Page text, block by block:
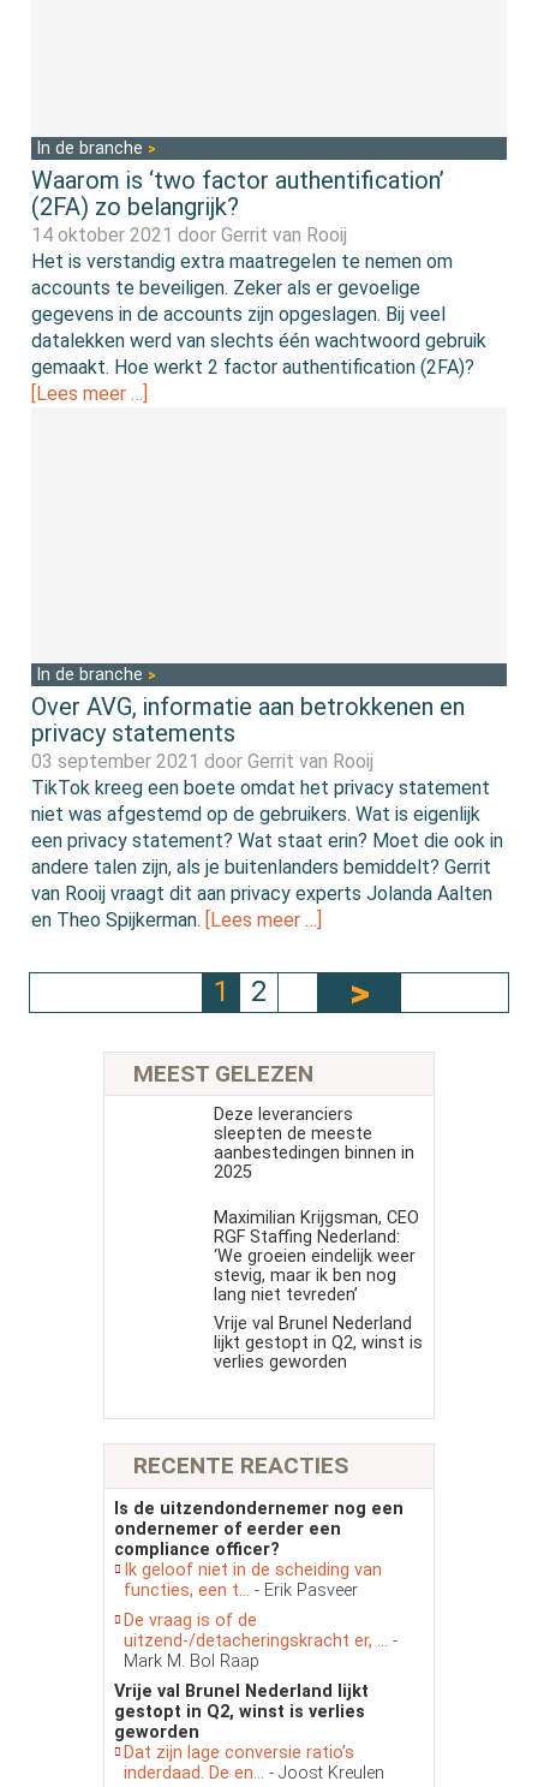
In de branche
Waarom is ‘two factor authentification’
(2FA) zo belangrijk?
14 oktober 2021 doorGerrit van Rooij
Het is verstandig extra maatregelen te nemen om
accounts te beveiligen. Zeker als er gevoelige
gegevens in de accounts zijn opgeslagen. Bij veel
datalekken werd van slechts één wachtwoord gebruik
gemaakt. Hoe werkt 2 factor authentification (2FA)?
[Lees meer …]
In de branche
Over AVG, informatie aan betrokkenen en
privacy statements
03 september 2021 doorGerrit van Rooij
TikTok kreeg een boete omdat het privacy statement
niet was afgestemd op de gebruikers. Wat is eigenlijk
een privacy statement? Wat staat erin? Moet die ook in
andere talen zijn, als je buitenlanders bemiddelt? Gerrit
van Rooij vraagt dit aan privacy experts Jolanda Aalten
en Theo Spijkerman. [Lees meer …]
1 2
MEEST GELEZEN
Deze leveranciers
sleepten de meeste
aanbestedingen binnen in
2025
Maximilian Krijgsman, CEO
RGF Staffing Nederland:
‘We groeien eindelijk weer
stevig, maar ik ben nog
lang niet tevreden’
Vrije val Brunel Nederland
lijkt gestopt in Q2, winst is
verlies geworden
RECENTE REACTIES
Is de uitzendondernemer nog een
ondernemer of eerder een
compliance officer?
Ik geloof niet in de scheiding van
functies, een t... - Erik Pasveer
De vraag is of de
uitzend-/detacheringskracht er, ... -
Mark M. Bol Raap
Vrije val Brunel Nederland lijkt
gestopt in Q2, winst is verlies
geworden
Dat zijn lage conversie ratio’s
inderdaad. De en... - Joost Kreulen